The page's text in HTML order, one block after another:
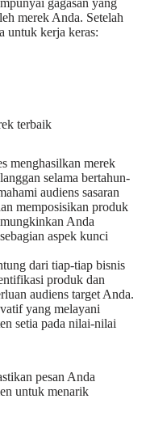
gagasan yang
merek Anda. Setelah
untuk kerja keras:
terbaik
menghasilkan merek
selama bertahun-
audiens sasaran
memposisikan produk
Anda
aspek kunci
dari tiap-tiap bisnis
produk dan
audiens target Anda.
yang melayani
setia pada nilai-nilai
pesan Anda
untuk menarik